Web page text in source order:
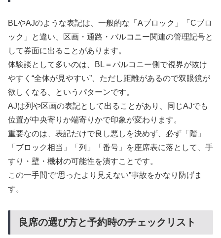
BLやAJのような表記は、一般的な「Aブロック」「Cブロ
ック」と違い、区画・通路・バルコニー関連の管理記号と
して券面に出ることがあります。
体験談として多いのは、BL＝バルコニー側で視界が抜け
やすく“全体が見やすい”、ただし距離があるので双眼鏡が
欲しくなる、というパターンです。
AJは列や区画の表記として出ることがあり、同じAJでも
位置が中央寄りか端寄りかで印象が変わります。
重要なのは、表記だけで良し悪しを決めず、必ず「階」
「ブロック相当」「列」「番号」を座席表に落として、手
すり・壁・機材の可能性を潰すことです。
この一手間で“思ったより見えない”事故をかなり防げま
す。
良席の選び方と予約時のチェックリスト